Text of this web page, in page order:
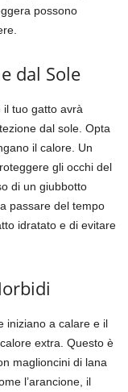
possono
dal Sole
il tuo gatto avrà
dal sole. Opta
il calore. Un
gli occhi del
di un giubbotto
passare del tempo
idratato e di evitare
iniziano a calare e il
extra. Questo è
maglioncini di lana
l’arancione, il